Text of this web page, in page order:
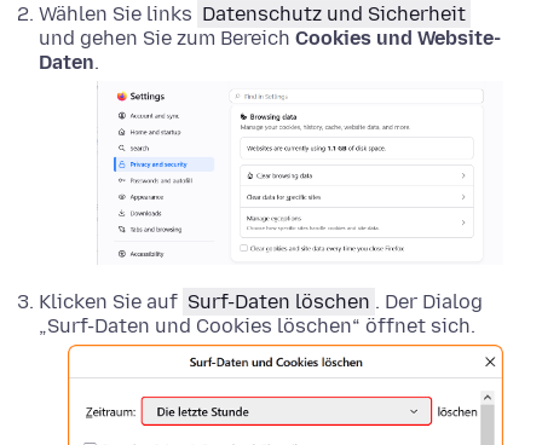
Wählen Sie links Datenschutz und Sicherheit
und gehen Sie zum Bereich Cookies und Website-
Daten.
Klicken Sie auf Surf-Daten löschen . Der Dialog
„Surf-Daten und Cookies löschen“ öffnet sich.